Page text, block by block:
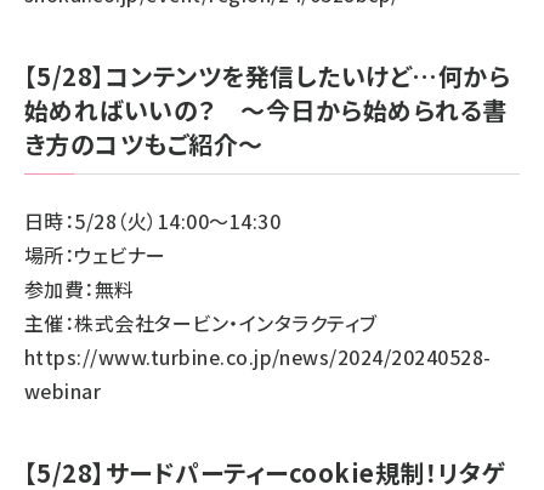
【5/28】コンテンツを発信したいけど…何から
始めればいいの？ ～今日から始められる書
き方のコツもご紹介～
日時：5/28（火）14:00～14:30
場所：ウェビナー
参加費：無料
主催：株式会社タービン・インタラクティブ
https://www.turbine.co.jp/news/2024/20240528-
webinar
【5/28】サードパーティーcookie規制！リタゲ